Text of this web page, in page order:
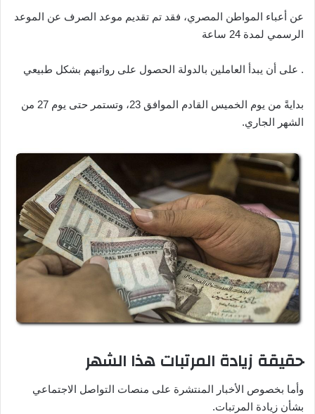
عن أعباء المواطن المصري، فقد تم تقديم موعد الصرف عن الموعد
الرسمي لمدة 24 ساعة
. على أن يبدأ العاملين بالدولة الحصول على رواتبهم بشكل طبيعي
بدايةً من يوم الخميس القادم الموافق 23، وتستمر حتى يوم 27 من
الشهر الجاري.
حقيقة زيادة المرتبات هذا الشهر
وأما بخصوص الأخبار المنتشرة على منصات التواصل الاجتماعي
بشأن زيادة المرتبات.